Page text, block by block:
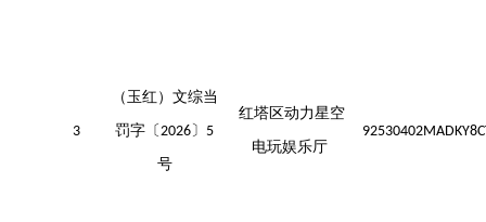
3
（玉红）文综当
罚字〔 2026 〕 5
号
红塔区动力星空
电玩娱乐厅